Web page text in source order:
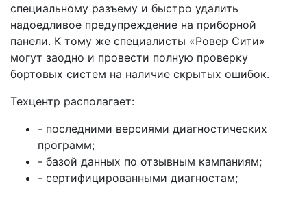
специальному разъему и быстро удалить
надоедливое предупреждение на приборной
панели. К тому же специалисты «Ровер Сити»
могут заодно и провести полную проверку
бортовых систем на наличие скрытых ошибок.
Техцентр располагает:
- последними версиями диагностических
программ;
- базой данных по отзывным кампаниям;
- сертифицированными диагностам;